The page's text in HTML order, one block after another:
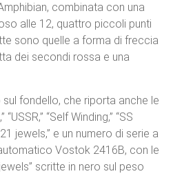
combinata con una
alle 12, quattro piccoli punti
sono quelle a forma di freccia
dei secondi rossa e una
sul fondello, che riporta anche le
“Self Winding,” “SS
jewels,” e un numero di serie a
Vostok 2416B, con le
scritte in nero sul peso